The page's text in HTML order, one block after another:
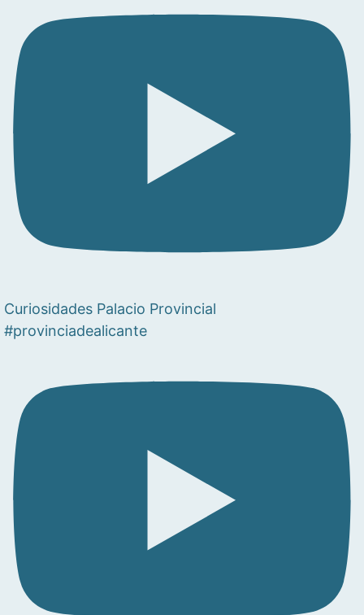
Curiosidades Palacio Provincial
#provinciadealicante